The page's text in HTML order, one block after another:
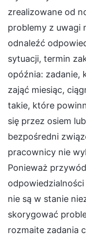
zrealizowane od
problemy z uwagi
odnaleźć
sytuacji, termin
opóźnia: zadanie,
zająć miesiąc,
takie, które
się przez osiem
bezpośredni
pracownicy nie
Ponieważ
nie są w stanie
skorygować
rozmaite zadania